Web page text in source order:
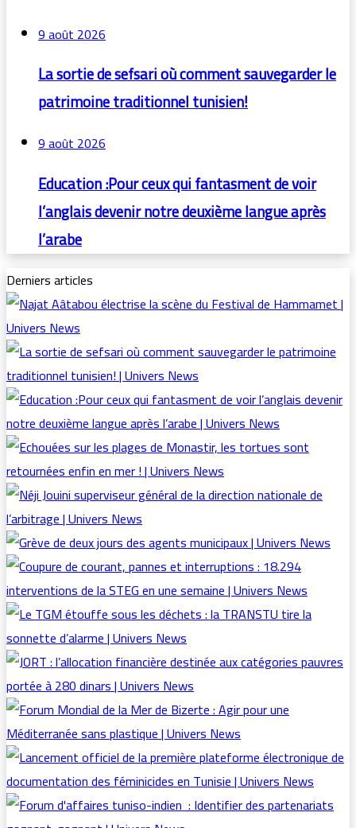
9 août 2026
La sortie de sefsari où comment sauvegarder le
patrimoine traditionnel tunisien!
9 août 2026
Education :Pour ceux qui fantasment de voir
l’anglais devenir notre deuxième langue après
l’arabe
Derniers articles